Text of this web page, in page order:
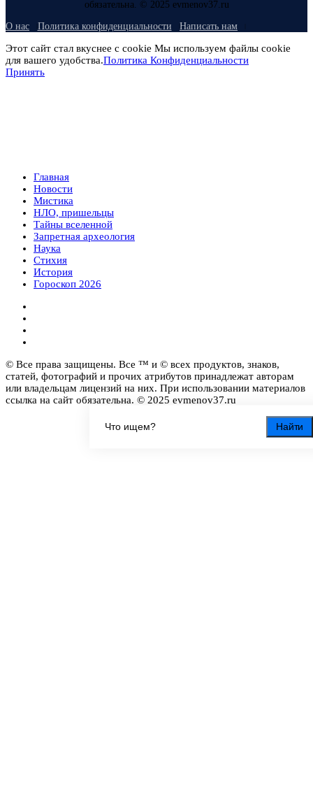
Найти
обязательна. © 2025 evmenov37.ru
О нас Политика конфиденциальности Написать нам
Этот сайт стал вкуснее с cookie Мы используем файлы cookie
для вашего удобства.Политика Конфиденциальности
Принять
Главная
Новости
Мистика
НЛО, пришельцы
Тайны вселенной
Запретная археология
Наука
Стихия
История
Гороскоп 2026
© Все права защищены. Все ™ и © всех продуктов, знаков,
статей, фотографий и прочих атрибутов принадлежат авторам
или владельцам лицензий на них. При использовании материалов
ссылка на сайт обязательна. © 2025 evmenov37.ru